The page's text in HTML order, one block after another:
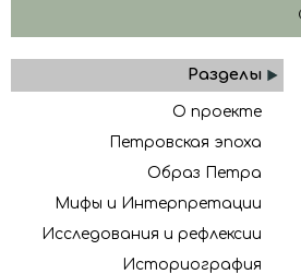
Разделы
О проекте
Петровская эпоха
Образ Петра
Мифы и Интерпретации
Исследования и рефлексии
Историография